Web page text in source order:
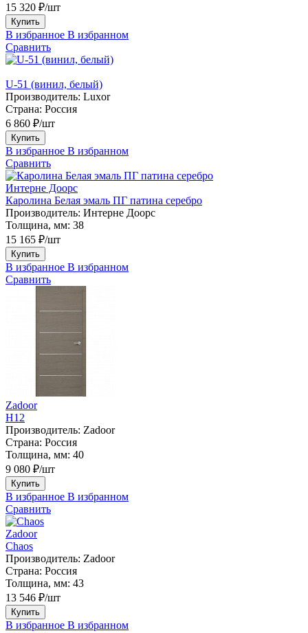
15 320 ₽/шт
Купить
В избранное В избранном
Сравнить
U-51 (винил, белый)
Производитель: Luxor
Страна: Россия
6 860 ₽/шт
Купить
В избранное В избранном
Сравнить
Интерне Доорс
Каролина Белая эмаль ПГ патина серебро
Производитель: Интерне Доорс
Толщина, мм: 38
15 165 ₽/шт
Купить
В избранное В избранном
Сравнить
Zadoor
H12
Производитель: Zadoor
Страна: Россия
Толщина, мм: 40
9 080 ₽/шт
Купить
В избранное В избранном
Сравнить
Zadoor
Chaos
Производитель: Zadoor
Страна: Россия
Толщина, мм: 43
13 546 ₽/шт
Купить
В избранное В избранном